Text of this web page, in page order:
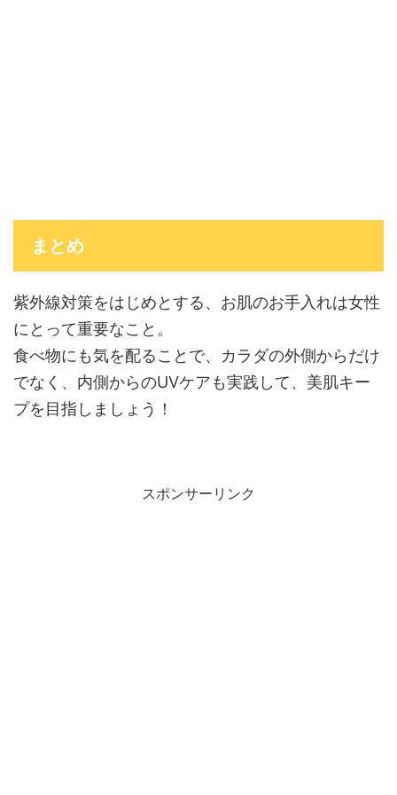
まとめ
紫外線対策をはじめとする、お肌のお手入れは女性
にとって重要なこと。
食べ物にも気を配ることで、カラダの外側からだけ
でなく、内側からのUVケアも実践して、美肌キー
プを目指しましょう！
スポンサーリンク